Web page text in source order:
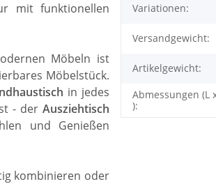
mit funktionellen
Möbeln ist
Möbelstück.
in jedes
- derAusziehtisch
und Genießen
kombinieren oder
Variationen:
Versandgewicht:
Artikelgewicht:
Abmessungen (L
):